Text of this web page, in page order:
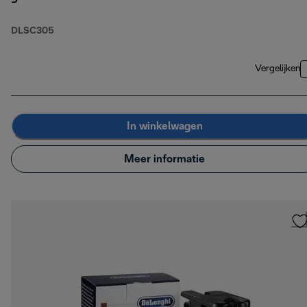
DLSC305
Vergelijken
In winkelwagen
Meer informatie